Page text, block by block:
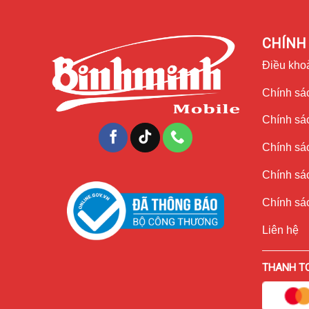
Điểm nâng cấp đáng giá là camera chính được nâng
mode trong quay video. Các camera góc siêu rộng và
trước cũng có thông số 12MP. Tất cả đều cho chất
Thay Camera liệu có ảnh hưởng đến chất lượng
CHÍNH
Điều
Chính
Chính
Chính
Chính
Chính
Liên hệ
THANH